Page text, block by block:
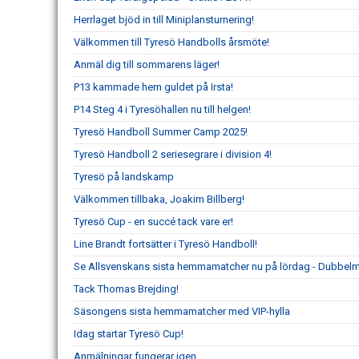
Herrlaget bjöd in till Miniplansturnering!
Välkommen till Tyresö Handbolls årsmöte!
Anmäl dig till sommarens läger!
P13 kammade hem guldet på Irsta!
P14 Steg 4 i Tyresöhallen nu till helgen!
Tyresö Handboll Summer Camp 2025!
Tyresö Handboll 2 seriesegrare i division 4!
Tyresö på landskamp
Välkommen tillbaka, Joakim Billberg!
Tyresö Cup - en succé tack vare er!
Line Brandt fortsätter i Tyresö Handboll!
Se Allsvenskans sista hemmamatcher nu på lördag -
Tack Thomas Brejding!
Säsongens sista hemmamatcher med VIP-hylla
Idag startar Tyresö Cup!
Anmälningar fungerar igen